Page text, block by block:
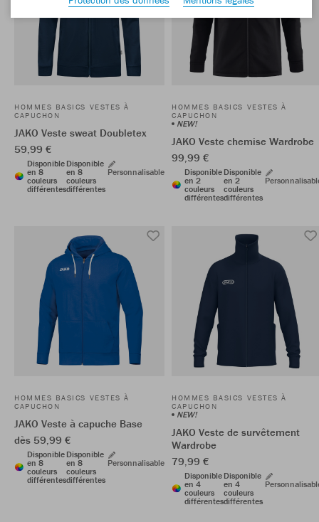
HOMMES BASICS VESTES À
CAPUCHON
JAKO Veste sweat Doubletex
59,99 €
Disponible
en 8
couleurs
différentes
Disponible
en 8
couleurs
différentes
Personnalisable
HOMMES BASICS VESTES À
CAPUCHON
NEW!
JAKO Veste chemise Wardrobe
99,99 €
Disponible
en 2
couleurs
différentes
Disponible
en 2
couleurs
différentes
HOMMES BASICS VESTES À
CAPUCHON
JAKO Veste à capuche Base
dès 59,99 €
Disponible
en 8
couleurs
différentes
Disponible
en 8
couleurs
différentes
Personnalisable
HOMMES BASICS VESTES À
CAPUCHON
NEW!
JAKO Veste de survêtement
Wardrobe
79,99 €
Disponible
en 4
couleurs
différentes
Disponible
en 4
couleurs
différentes